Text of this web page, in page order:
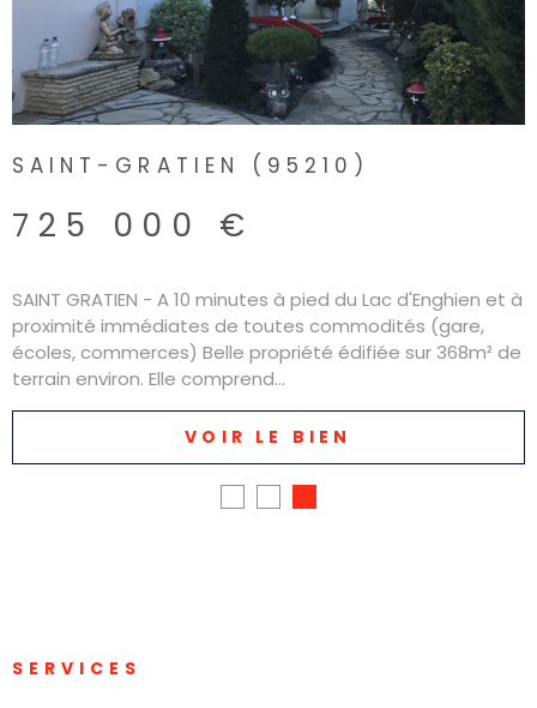
SAINT-GRATIEN (95210)
725 000 €
SAINT GRATIEN - A 10 minutes à pied du Lac d'Enghien et à
proximité immédiates de toutes commodités (gare,
écoles, commerces) Belle propriété édifiée sur 368m² de
terrain environ. Elle comprend...
VOIR LE BIEN
SERVICES